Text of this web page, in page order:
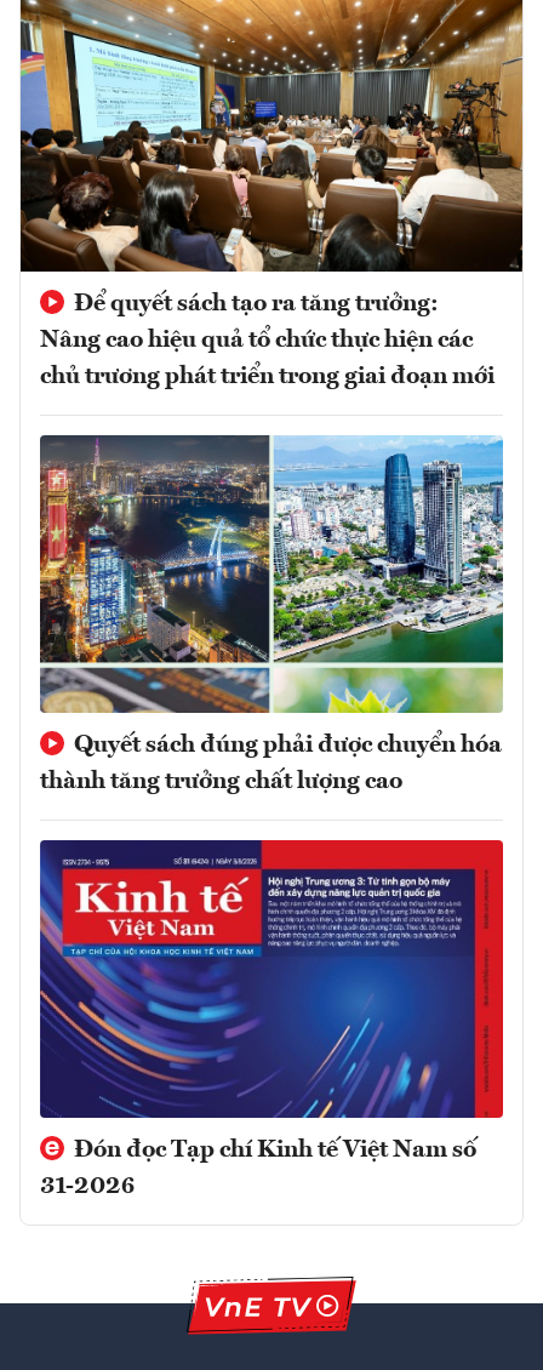
Để quyết sách tạo ra tăng trưởng:
Nâng cao hiệu quả tổ chức thực hiện các
chủ trương phát triển trong giai đoạn mới
Quyết sách đúng phải được chuyển hóa
thành tăng trưởng chất lượng cao
Đón đọc Tạp chí Kinh tế Việt Nam số
31-2026